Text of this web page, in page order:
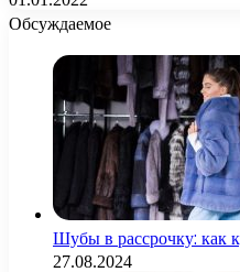
Обсуждаемое
Шубы в рассрочку: как
27.08.2024